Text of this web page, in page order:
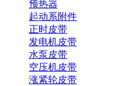
预热器
起动系附件
正时皮带
发电机皮带
水泵皮带
空压机皮带
涨紧轮皮带